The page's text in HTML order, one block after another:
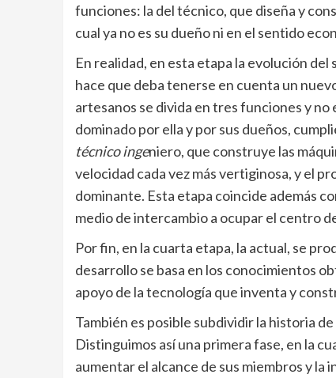
funciones: la del técnico, que diseña y
cual ya no es su dueño ni en el sentido
En realidad, en esta etapa la evolución
hace que deba tenerse en cuenta un
artesanos se divida en tres funciones y no
dominado por ella y por sus dueños,
técnico ingeniero, que construye las
velocidad cada vez más vertiginosa, y el
dominante. Esta etapa coincide además
medio de intercambio a ocupar el centro
Por fin, en la cuarta etapa, la actual, se
desarrollo se basa en los conocimientos
apoyo de la tecnología que inventa y
También es posible subdividir la historia
Distinguimos así una primera fase, en la
aumentar el alcance de sus miembros y